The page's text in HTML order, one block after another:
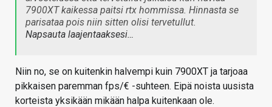
7900XT kaikessa paitsi rtx hommissa. Hinnasta se
parisataa pois niin sitten olisi tervetullut.
Napsauta laajentaaksesi…
Niin no, se on kuitenkin halvempi kuin 7900XT ja tarjoaa
pikkaisen paremman fps/€ -suhteen. Eipä noista uusista
korteista yksikään mikään halpa kuitenkaan ole.